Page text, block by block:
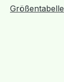
Größentabelle